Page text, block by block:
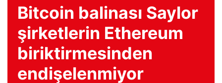
Bitcoin balinası Saylor
şirketlerin Ethereum
biriktirmesinden
endişelenmiyor